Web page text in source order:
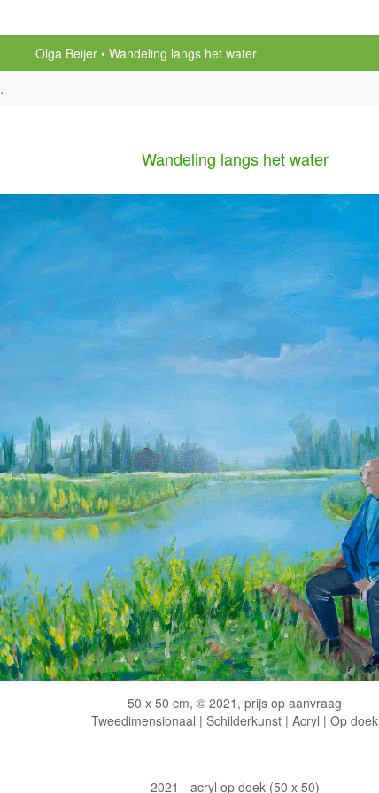
Olga Beijer
Wandeling langs het water
.
Wandeling langs het water
50 x 50 cm, © 2021, prijs op aanvraag
Tweedimensionaal | Schilderkunst | Acryl | Op doek
2021 - acryl op doek (50 x 50)